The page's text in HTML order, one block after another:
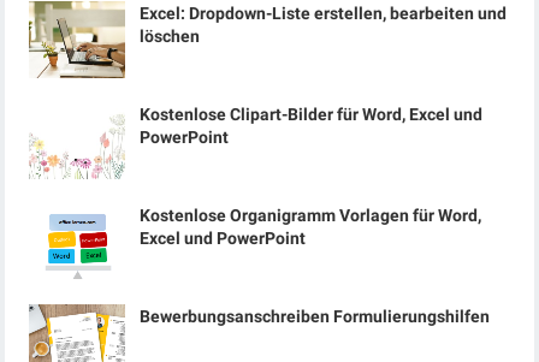
Excel: Dropdown-Liste erstellen, bearbeiten und
löschen
Kostenlose Clipart-Bilder für Word, Excel und
PowerPoint
Kostenlose Organigramm Vorlagen für Word,
Excel und PowerPoint
Bewerbungsanschreiben Formulierungshilfen